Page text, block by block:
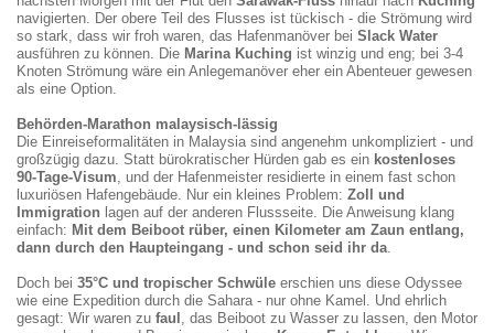
navigierten. Der obere Teil des Flusses ist tückisch - die Strömung wird
so stark, dass wir froh waren, das Hafenmanöver bei Slack Water
ausführen zu können. Die Marina Kuching ist winzig und eng; bei 3-4
Knoten Strömung wäre ein Anlegemanöver eher ein Abenteuer gewesen
als eine Option.
Behörden-Marathon malaysisch-lässig
Die Einreiseformalitäten in Malaysia sind angenehm unkompliziert - und
großzügig dazu. Statt bürokratischer Hürden gab es ein kostenloses
90-Tage-Visum, und der Hafenmeister residierte in einem fast schon
luxuriösen Hafengebäude. Nur ein kleines Problem: Zoll und
Immigration lagen auf der anderen Flussseite. Die Anweisung klang
einfach: Mit dem Beiboot rüber, einen Kilometer am Zaun entlang,
dann durch den Haupteingang - und schon seid ihr da.
Doch bei 35°C und tropischer Schwüle erschien uns diese Odyssee
wie eine Expedition durch die Sahara - nur ohne Kamel. Und ehrlich
gesagt: Wir waren zu faul , das Beiboot zu Wasser zu lassen, den Motor